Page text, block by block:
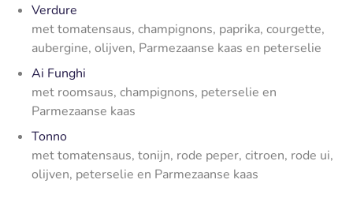
Verdure
met tomatensaus, champignons, paprika, courgette,
aubergine, olijven, Parmezaanse kaas en peterselie
Ai Funghi
met roomsaus, champignons, peterselie en
Parmezaanse kaas
Tonno
met tomatensaus, tonijn, rode peper, citroen, rode ui,
olijven, peterselie en Parmezaanse kaas